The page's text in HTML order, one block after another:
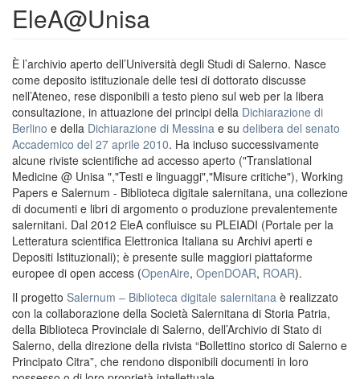
EleA@Unisa
È l’archivio aperto dell’Università degli Studi di Salerno. Nasce
come deposito istituzionale delle tesi di dottorato discusse
nell’Ateneo, rese disponibili a testo pieno sul web per la libera
consultazione, in attuazione dei principi della Dichiarazione di
Berlino e della Dichiarazione di Messina e su delibera del senato
Accademico del 27 aprile 2010. Ha incluso successivamente
alcune riviste scientifiche ad accesso aperto ("Translational
Medicine @ Unisa ","Testi e linguaggi","Misure critiche"), Working
Papers e Salernum - Biblioteca digitale salernitana, una collezione
di documenti e libri di argomento o produzione prevalentemente
salernitani. Dal 2012 EleA confluisce su PLEIADI (Portale per la
Letteratura scientifica Elettronica Italiana su Archivi aperti e
Depositi Istituzionali); è presente sulle maggiori piattaforme
europee di open access (OpenAire, OpenDOAR, ROAR).
Il progetto Salernum – Biblioteca digitale salernitana è realizzato
con la collaborazione della Società Salernitana di Storia Patria,
della Biblioteca Provinciale di Salerno, dell’Archivio di Stato di
Salerno, della direzione della rivista “Bollettino storico di Salerno e
Principato Citra”, che rendono disponibili documenti in loro